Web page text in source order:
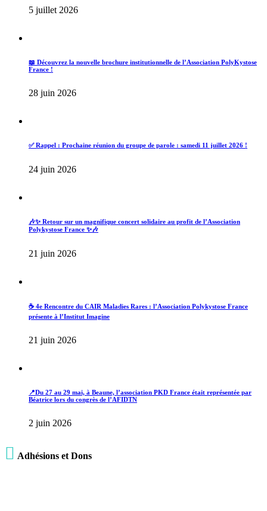
5 juillet 2026
📖 Découvrez la nouvelle brochure institutionnelle de l’Association PolyKystose
France !
28 juin 2026
✅ Rappel : Prochaine réunion du groupe de parole : samedi 11 juillet 2026 !
24 juin 2026
🎶✨ Retour sur un magnifique concert solidaire au profit de l’Association
Polykystose France ✨🎶
21 juin 2026
☕ 4e Rencontre du CAIR Maladies Rares : l’Association Polykystose France
présente à l’Institut Imagine
21 juin 2026
📍Du 27 au 29 mai, à Beaune, l’association PKD France était représentée par
Béatrice lors du congrès de l’AFIDTN
2 juin 2026
 Adhésions et Dons